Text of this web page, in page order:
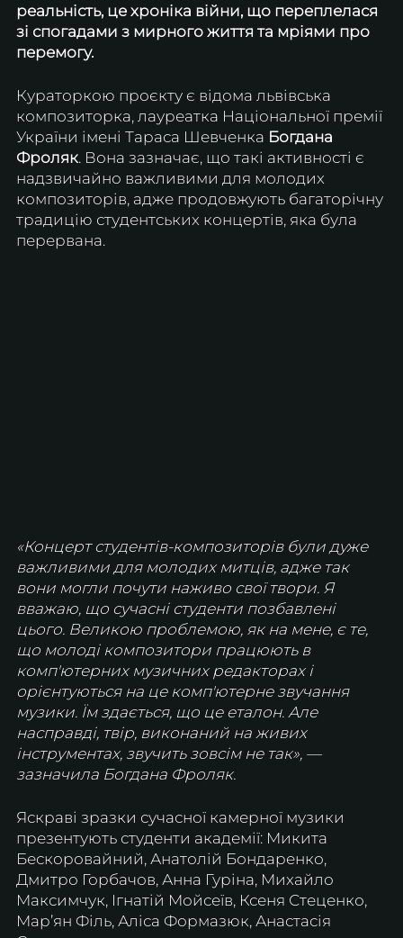
реальність, це хроніка війни, що переплелася
зі спогадами з мирного життя та мріями про
перемогу.
Кураторкою проєкту є відома львівська
композиторка, лауреатка Національної премії
України імені Тараса Шевченка Богдана
Фроляк. Вона зазначає, що такі активності є
надзвичайно важливими для молодих
композиторів, адже продовжують багаторічну
традицію студентських концертів, яка була
перервана.
«Концерт студентів-композиторів були дуже
важливими для молодих митців, адже так
вони могли почути наживо свої твори. Я
вважаю, що сучасні студенти позбавлені
цього. Великою проблемою, як на мене, є те,
що молоді композитори працюють в
комп'ютерних музичних редакторах і
орієнтуються на це комп'ютерне звучання
музики. Їм здається, що це еталон. Але
насправді, твір, виконаний на живих
інструментах, звучить зовсім не так», —
зазначила Богдана Фроляк.
Яскраві зразки сучасної камерної музики
презентують студенти академії: Микита
Бескоровайний, Анатолій Бондаренко,
Дмитро Горбачов, Анна Гуріна, Михайло
Максимчук, Ігнатій Мойсеїв, Ксеня Стеценко,
Мар’ян Філь, Аліса Формазюк, Анастасія